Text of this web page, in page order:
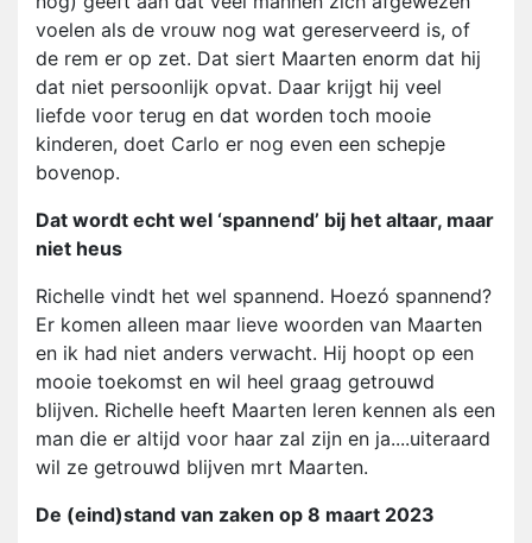
voelen als de vrouw nog wat gereserveerd is, of
de rem er op zet. Dat siert Maarten enorm dat hij
dat niet persoonlijk opvat. Daar krijgt hij veel
liefde voor terug en dat worden toch mooie
kinderen, doet Carlo er nog even een schepje
bovenop.
Dat wordt echt wel ‘spannend’ bij het altaar, maar
niet heus
Richelle vindt het wel spannend. Hoezó spannend?
Er komen alleen maar lieve woorden van Maarten
en ik had niet anders verwacht. Hij hoopt op een
mooie toekomst en wil heel graag getrouwd
blijven. Richelle heeft Maarten leren kennen als een
man die er altijd voor haar zal zijn en ja....uiteraard
wil ze getrouwd blijven mrt Maarten.
De (eind)stand van zaken op 8 maart 2023